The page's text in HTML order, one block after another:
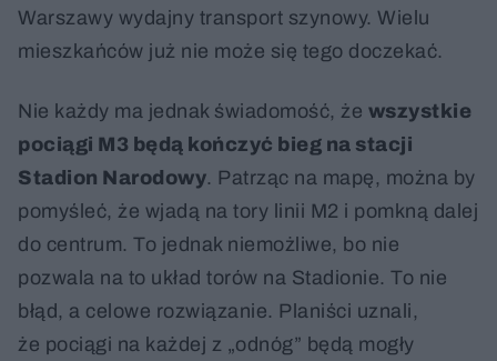
Warszawy wydajny transport szynowy. Wielu
mieszkańców już nie może się tego doczekać.
Nie każdy ma jednak świadomość, że wszystkie
pociągi M3 będą kończyć bieg na stacji
Stadion Narodowy. Patrząc na mapę, można by
pomyśleć, że wjadą na tory linii M2 i pomkną dalej
do centrum. To jednak niemożliwe, bo nie
pozwala na to układ torów na Stadionie. To nie
błąd, a celowe rozwiązanie. Planiści uznali,
że pociągi na każdej z „odnóg” będą mogły